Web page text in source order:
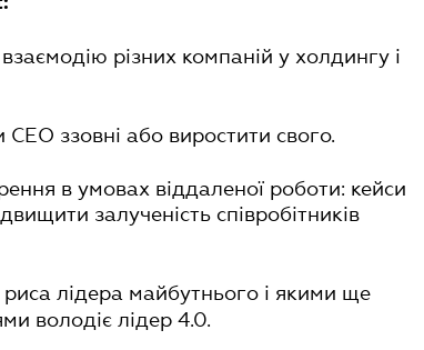
різних компаній у холдингу і
ззовні або виростити свого.
в умовах віддаленої роботи: кейси
залученість співробітників
риса лідера майбутнього і якими ще
володіє лідер 4.0.